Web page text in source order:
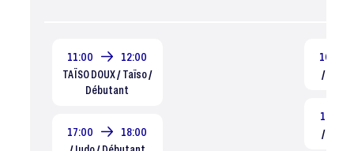
11:00
12:00
TAÏSO DOUX / Taïso /
Débutant
17:00
18:00
16:00
/ Judo
17:00
/ Judo